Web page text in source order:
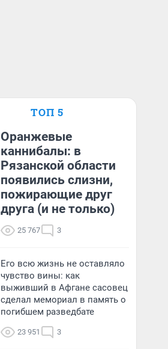
ТОП 5
Оранжевые
каннибалы: в
Рязанской области
появились слизни,
пожирающие друг
друга (и не только)
25 767 3
Его всю жизнь не оставляло
чувство вины: как
выживший в Афгане сасовец
сделал мемориал в память о
погибшем разведбате
23 951 3